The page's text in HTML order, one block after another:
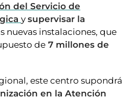
del Servicio de
y supervisar la
nuevas instalaciones, que
de 7 millones de
este centro supondrá
en la Atención